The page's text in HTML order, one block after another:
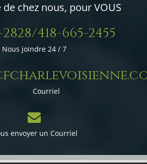
chez nous, pour VOUS
418-665-2455
Nous joindre 24 / 7
Courriel
envoyer un Courriel